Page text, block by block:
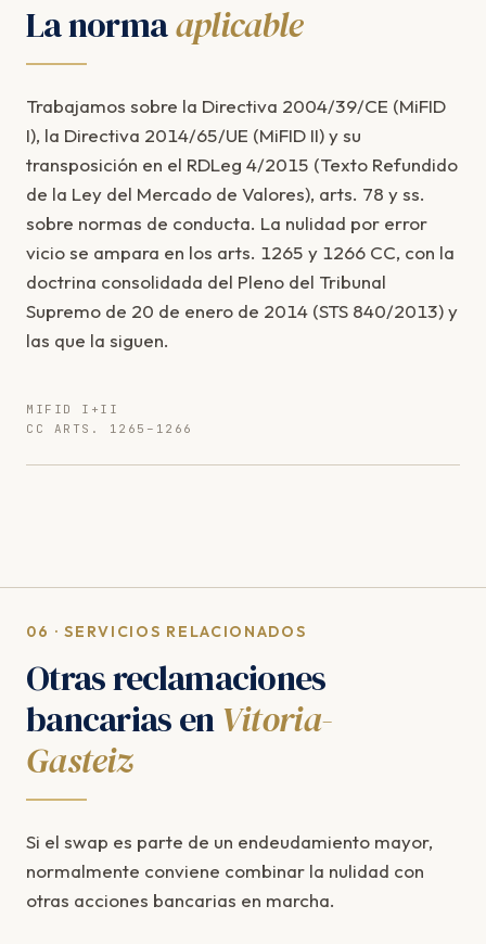
La normaaplicable
Trabajamos sobre la Directiva 2004/39/CE (MiFID
I), la Directiva 2014/65/UE (MiFID II) y su
transposición en el RDLeg 4/2015 (Texto Refundido
de la Ley del Mercado de Valores), arts. 78 y ss.
sobre normas de conducta. La nulidad por error
vicio se ampara en los arts. 1265 y 1266 CC, con la
doctrina consolidada del Pleno del Tribunal
Supremo de 20 de enero de 2014 (STS 840/2013) y
las que la siguen.
MIFID I+II
CC ARTS. 1265–1266
06 · SERVICIOS RELACIONADOS
Otras reclamaciones
bancarias enVitoria-
Gasteiz
Si el swap es parte de un endeudamiento mayor,
normalmente conviene combinar la nulidad con
otras acciones bancarias en marcha.